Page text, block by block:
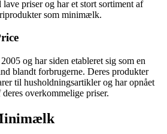
priser og har et stort sortiment af
som minimælk.
og har siden etableret sig som en
blandt forbrugerne. Deres produkter
til husholdningsartikler og har opnået
overkommelige priser.